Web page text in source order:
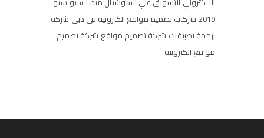
2019 شركات تصميم مواقع الكترونية في دبي شركة
برمجة تطبيقات شركة تصميم مواقع شركة تصميم
مواقع الكترونية